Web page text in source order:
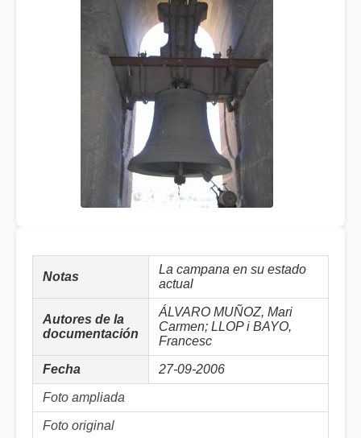
Notas
La campana en su estado
actual
Autores de la
documentación
ÁLVARO MUÑOZ, Mari
Carmen; LLOP i BAYO,
Francesc
Fecha 27-09-2006
Foto ampliada
Foto original